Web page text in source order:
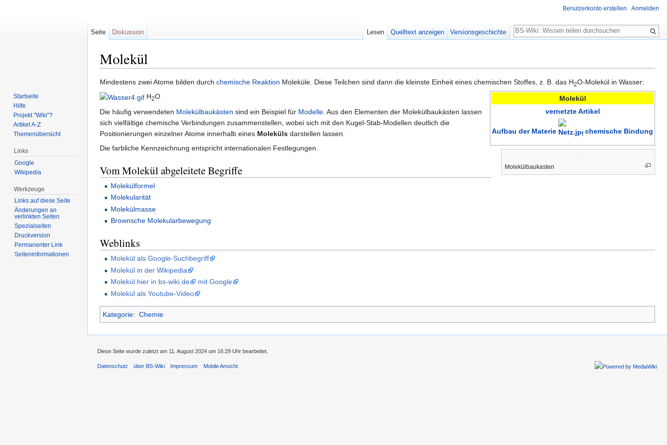
Molekül
Mindestens zwei Atome bilden durch chemische Reaktion Moleküle. Diese Teilchen sind dann die kleinste Einheit eines chemischen Stoffes, z. B. das H2O-Molekül in Wasser:
Molekül
vernetzte Artikel
Aufbau der Materie chemische Bindung
H2O
Molekülbaukasten
Die häufig verwendeten Molekülbaukästen sind ein Beispiel für Modelle . Aus den Elementen der Molekülbaukästen lassen
sich vielfältige chemische Verbindungen zusammenstellen, wobei sich mit den Kugel-Stab-Modellen deutlich die
Positionierungen einzelner Atome innerhalb eines Moleküls darstellen lassen.
Die farbliche Kennzeichnung entspricht internationalen Festlegungen.
Vom Molekül abgeleitete Begriffe
Molekülformel
Molekularität
Molekülmasse
Brownsche Molekularbewegung
Weblinks
Molekül als Google-Suchbegriff
Molekül in der Wikipedia
Molekül hier in bs-wiki.de
mit Google
Molekül als Youtube-Video
Kategorie: Chemie
Benutzerkonto erstellen Anmelden
Seite Diskussion Lesen Quelltext anzeigen Versionsgeschichte
Suche
Startseite
Hilfe
Projekt "Wiki"?
Artikel A-Z
Themenübersicht
Links
Google
Wikipedia
Werkzeuge
Links auf diese Seite
Änderungen an
verlinkten Seiten
Spezialseiten
Druckversion
Permanenter Link
Seiten­informationen
Diese Seite wurde zuletzt am 11. August 2024 um 16:29 Uhr bearbeitet.
Datenschutz über BS-Wiki Impressum Mobile Ansicht